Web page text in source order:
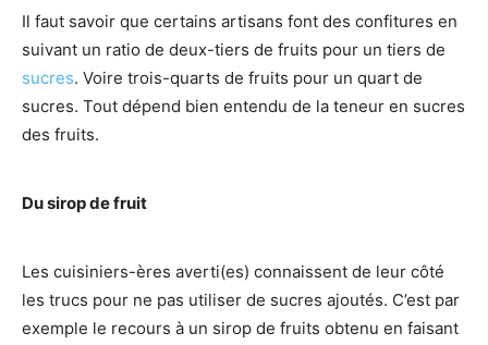
Il faut savoir que certains artisans font des confitures en
suivant un ratio de deux-tiers de fruits pour un tiers de
sucres. Voire trois-quarts de fruits pour un quart de
sucres. Tout dépend bien entendu de la teneur en sucres
des fruits.
Du sirop de fruit
Les cuisiniers-ères averti(es) connaissent de leur côté
les trucs pour ne pas utiliser de sucres ajoutés. C’est par
exemple le recours à un sirop de fruits obtenu en faisant